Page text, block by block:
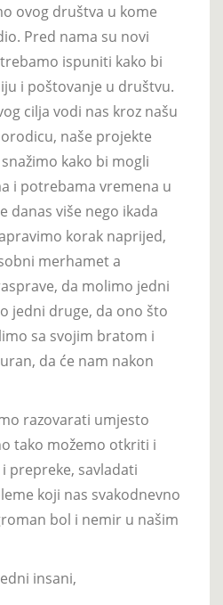
ovog društva u kome
Pred nama su novi
ispuniti kako bi
i poštovanje u društvu.
cilja vodi nas kroz našu
naše projekte
kako bi mogli
i potrebama vremena u
danas više nego ikada
korak naprijed,
merhamet a
da molimo jedni
jedni druge, da ono što
sa svojim bratom i
da će nam nakon
razovarati umjesto
tako možemo otkriti i
prepreke, savladati
koji nas svakodnevno
bol i nemir u našim
insani,